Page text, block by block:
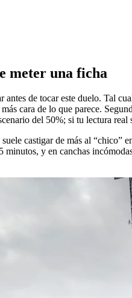
meter una ficha
antes de tocar este duelo. Tal
cara de lo que parece.
del 50%; si tu lectura
castigar de más al
y en canchas